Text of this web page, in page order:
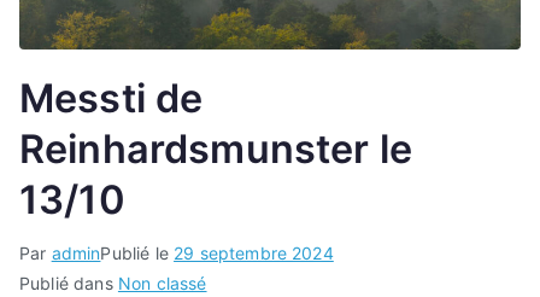
Messti de
Reinhardsmunster le
13/10
Par adminPublié le 29 septembre 2024
Publié dans Non classé